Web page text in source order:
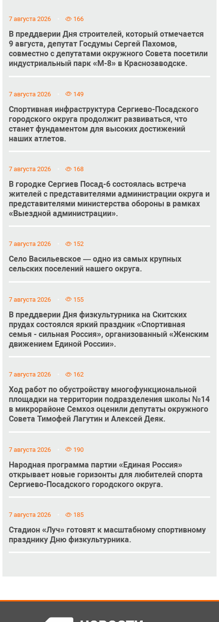
7 августа 2026 166
В преддверии Дня строителей, который отмечается
9 августа, депутат Госдумы Сергей Пахомов,
совместно с депутатами окружного Совета посетили
индустриальный парк «М-8» в Краснозаводске.
7 августа 2026 149
Спортивная инфраструктура Сергиево-Посадского
городского округа продолжит развиваться, что
станет фундаментом для высоких достижений
наших атлетов.
7 августа 2026 168
В городке Сергиев Посад-6 состоялась встреча
жителей с представителями администрации округа и
представителями министерства обороны в рамках
«Выездной администрации».
7 августа 2026 152
Село Васильевское — одно из самых крупных
сельских поселений нашего округа.
7 августа 2026 155
В преддверии Дня физкультурника на Скитских
прудах состоялся яркий праздник «Спортивная
семья - сильная Россия», организованный «Женским
движением Единой России».
7 августа 2026 162
Ход работ по обустройству многофункциональной
площадки на территории подразделения школы №14
в микрорайоне Семхоз оценили депутаты окружного
Совета Тимофей Лагутин и Алексей Деяк.
7 августа 2026 190
Народная программа партии «Единая Россия»
открывает новые горизонты для любителей спорта
Сергиево-Посадского городского округа.
7 августа 2026 185
Стадион «Луч» готовят к масштабному спортивному
празднику Дню физкультурника.